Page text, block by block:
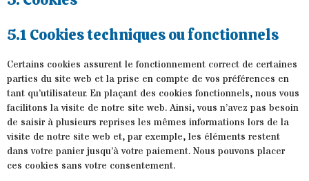
5.1 Cookies techniques ou fonctionnels
Certains cookies assurent le fonctionnement correct de certaines
parties du site web et la prise en compte de vos préférences en
tant qu’utilisateur. En plaçant des cookies fonctionnels, nous vous
facilitons la visite de notre site web. Ainsi, vous n’avez pas besoin
de saisir à plusieurs reprises les mêmes informations lors de la
visite de notre site web et, par exemple, les éléments restent
dans votre panier jusqu’à votre paiement. Nous pouvons placer
ces cookies sans votre consentement.